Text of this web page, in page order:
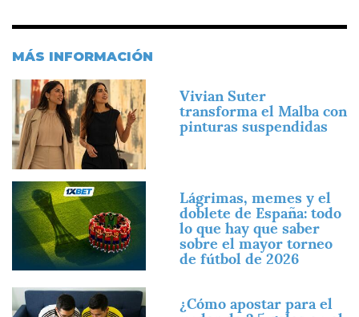
MÁS INFORMACIÓN
Imagen
Vivian Suter
transforma el Malba con
pinturas suspendidas
Imagen
Lágrimas, memes y el
doblete de España: todo
lo que hay que saber
sobre el mayor torneo
de fútbol de 2026
Imagen
¿Cómo apostar para el